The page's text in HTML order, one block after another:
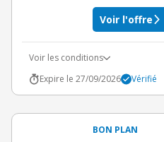
Voir l'offre
Voir les conditions
Expire le 27/09/2026
Vérifié
BON PLAN